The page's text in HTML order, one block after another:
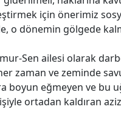
için önerimiz
o dönemin gölgede
Sen ailesi olarak
zaman ve zeminde
boyun eğmeyen ve
ortadan kaldıran